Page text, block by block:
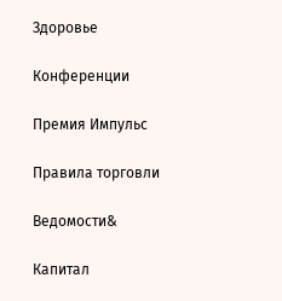
Здоровье
Конференции
Премия Импульс
Правила торговли
Ведомости&
Капитал